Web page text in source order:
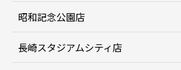
昭和記念公園店
長崎スタジアムシティ店